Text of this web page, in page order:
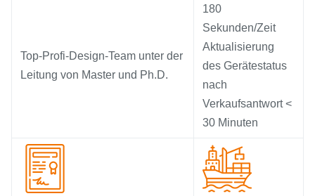
Top-Profi-Design-Team unter der
Leitung von Master und Ph.D.
180
Sekunden/Zeit
Aktualisierung
des Gerätestatus
nach
Verkaufsantwort <
30 Minuten